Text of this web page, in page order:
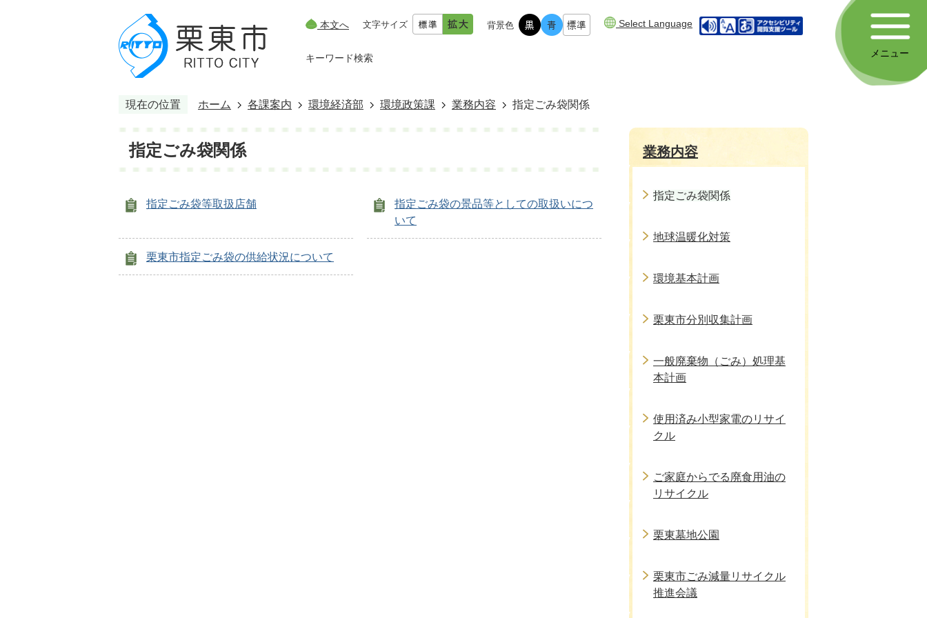
本文へ 文字サイズ 背景色 Select Language
キーワード検索 メニュー
現在の位置 ホーム 各課案内 環境経済部 環境政策課 業務内容 指定ごみ袋関係
指定ごみ袋関係
指定ごみ袋等取扱店舗
指定ごみ袋の景品等としての取扱いにつ
いて
栗東市指定ごみ袋の供給状況について
業務内容
指定ごみ袋関係
地球温暖化対策
環境基本計画
栗東市分別収集計画
一般廃棄物（ごみ）処理基
本計画
使用済み小型家電のリサイ
クル
ご家庭からでる廃食用油の
リサイクル
栗東墓地公園
栗東市ごみ減量リサイクル
推進会議